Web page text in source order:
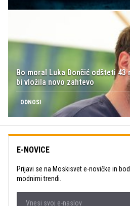
Bo moral Luka Dončić odšteti 43
bi vložila novo zahtevo
ODNOSI
E-NOVICE
Prijavi se na Moskisvet e-novičke in
modnimi trendi.